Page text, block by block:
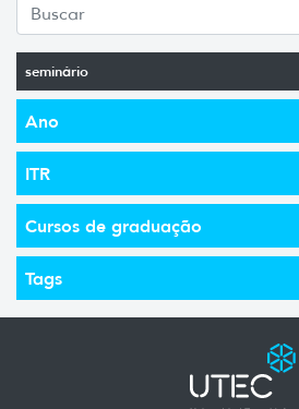
seminário
Ano
ITR
Cursos de graduação
Tags